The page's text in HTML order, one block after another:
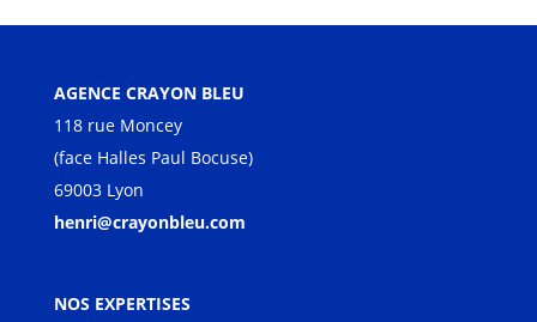
AGENCE CRAYON BLEU
118 rue Moncey
(face Halles Paul Bocuse)
69003 Lyon
henri@crayonbleu.com
NOS EXPERTISES